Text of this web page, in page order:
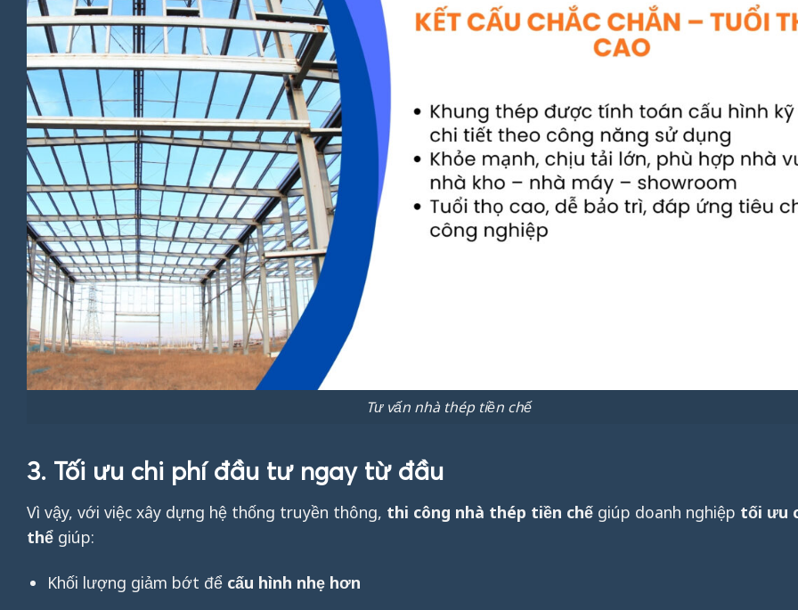
Tư vấn nhà thép tiền chế
3. Tối ưu chi phí đầu tư ngay từ đầu
Vì vậy, với việc xây dựng hệ thống truyền thông, thi công nhà thép tiền chế giúp doanh nghiệp tối ưu
thể giúp:
Khối lượng giảm bớt để cấu hình nhẹ hơn